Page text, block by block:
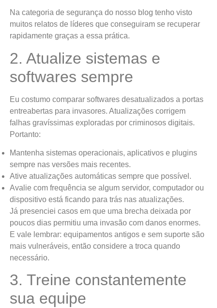
Na categoria de segurança do nosso blog tenho visto
muitos relatos de líderes que conseguiram se recuperar
rapidamente graças a essa prática.
2. Atualize sistemas e
softwares sempre
Eu costumo comparar softwares desatualizados a portas
entreabertas para invasores. Atualizações corrigem
falhas gravíssimas exploradas por criminosos digitais.
Portanto:
Mantenha sistemas operacionais, aplicativos e plugins
sempre nas versões mais recentes.
Ative atualizações automáticas sempre que possível.
Avalie com frequência se algum servidor, computador ou
dispositivo está ficando para trás nas atualizações.
Já presenciei casos em que uma brecha deixada por
poucos dias permitiu uma invasão com danos enormes.
E vale lembrar: equipamentos antigos e sem suporte são
mais vulneráveis, então considere a troca quando
necessário.
3. Treine constantemente
sua equipe